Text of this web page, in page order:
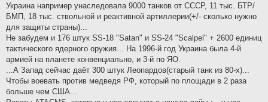
Украина например унаследовала 9000 танков от СССР, 11 тыс. БТР/
БМП, 18 тыс. ствольной и реактивной артиллерии(+/- сколько нужно
для защиты страны)...
Не забудем и 176 штук SS-18 "Satan" и SS-24 "Scalpel" + 2600 единиц
тактического ядерного оружия... На 1996-й год Украина была 4-й
армией на планете конвенциально, и 3-й по ЯО.
...А Запад сейчас даёт 300 штук Леопардов(старый танк из 80-х)...
Чтобы воевать против медведя РФ, который по площади в 2 раза
больше чем США...